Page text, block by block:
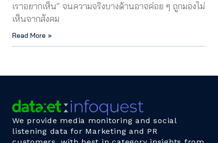
เราอยากเห็น” จนความจริงบางด้านอาจค่อย ๆ ถูกมองไม่
เห็นจากสังคม
Read More »
We provide media monitoring and social
listening data for Marketing and PR